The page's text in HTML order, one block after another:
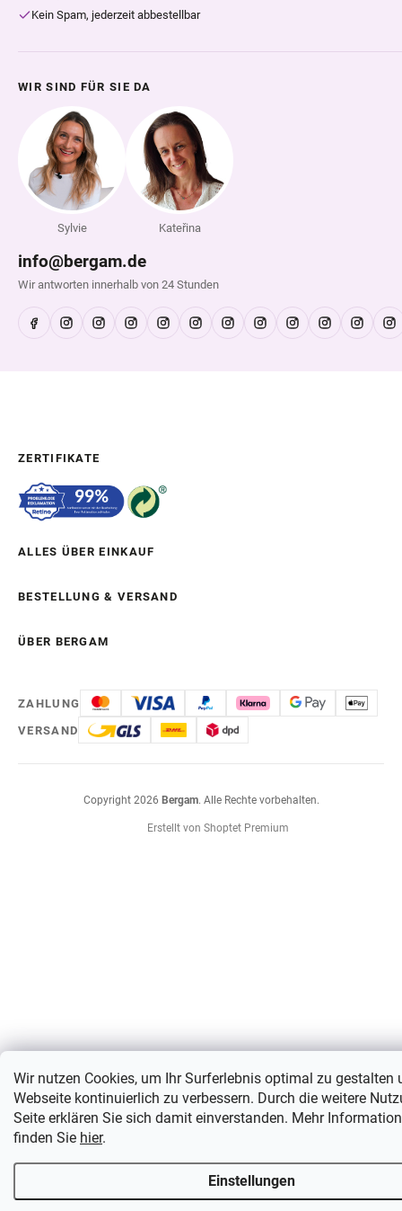
Wir nutzen Cookies, um Ihr Surferlebnis optimal zu gestalten
Webseite kontinuierlich zu verbessern. Durch die weitere
Seite erklären Sie sich damit einverstanden. Mehr
finden Sie hier.
Einstellungen
Kein Spam, jederzeit abbestellbar
WIR SIND FÜR SIE DA
Sylvie Kateřina
info@bergam.de
Wir antworten innerhalb von 24 Stunden
ZERTIFIKATE
ALLES ÜBER EINKAUF
BESTELLUNG & VERSAND
ÜBER BERGAM
ZAHLUNG
VERSAND
Erstellt von Shoptet Premium
Copyright 2026 Bergam. Alle Rechte vorbehalten.